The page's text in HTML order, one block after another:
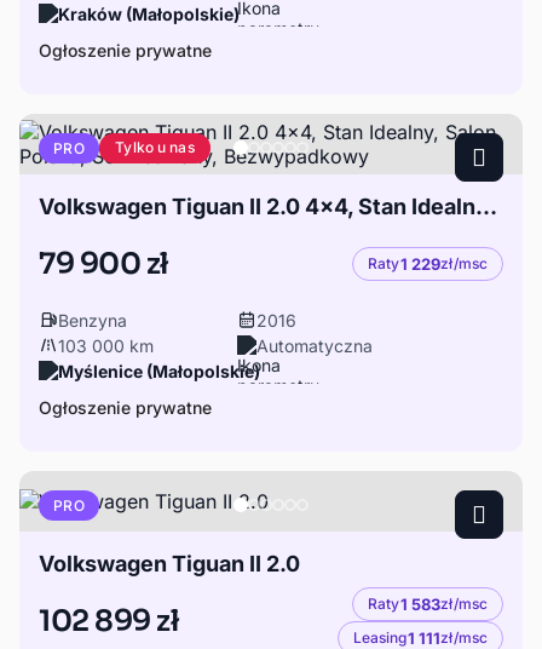
Kraków (Małopolskie)
Ogłoszenie prywatne
PRO Tylko u nas
Volkswagen Tiguan II 2.0 4x4, Stan Idealny, Salon Polska, Serwisowany, Bezwypadkowy
79 900 zł Raty1 229zł/msc
Benzyna
2016
103 000 km
Automatyczna
Myślenice (Małopolskie)
Ogłoszenie prywatne
PRO
Volkswagen Tiguan II 2.0
102 899 zł Raty1 583zł/msc
Leasing1 111zł/msc